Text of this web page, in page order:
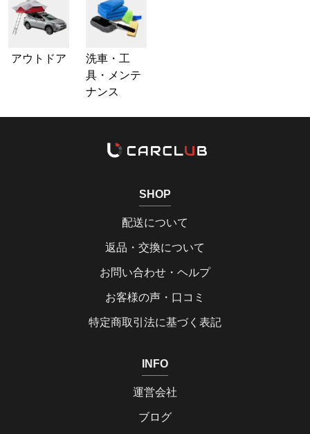
アウトドア
洗車・工
具・メンテ
ナンス
SHOP
配送について
返品・交換について
お問い合わせ・ヘルプ
お客様の声・口コミ
特定商取引法に基づく表記
INFO
運営会社
ブログ